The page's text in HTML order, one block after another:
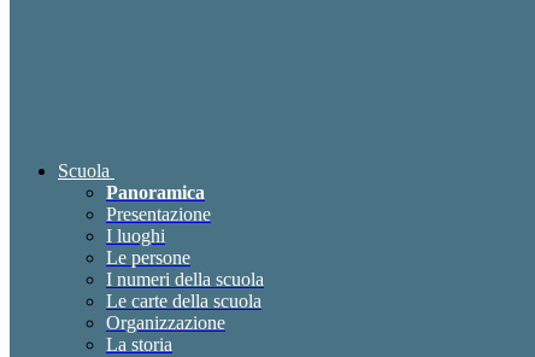
Scuola
Panoramica
Presentazione
I luoghi
Le persone
I numeri della scuola
Le carte della scuola
Organizzazione
La storia